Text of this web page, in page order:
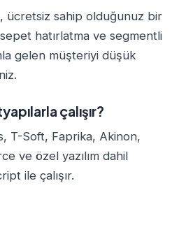
ücretsiz sahip olduğunuz bir
hatırlatma ve segmentli
gelen müşteriyi düşük
çalışır?
T-Soft, Faprika, Akinon,
ve özel yazılım dahil
ile çalışır.